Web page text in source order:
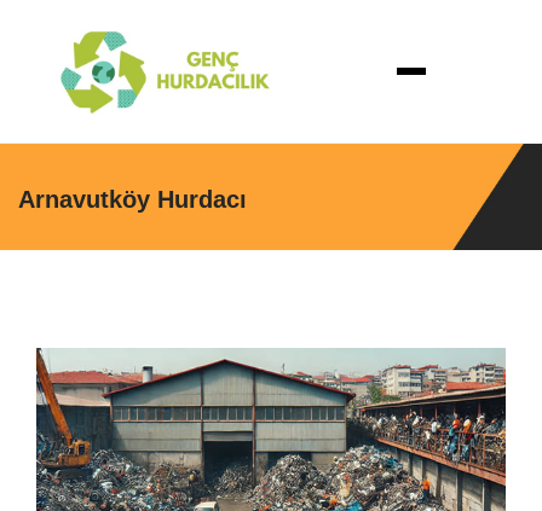
Arnavutköy Hurdacı